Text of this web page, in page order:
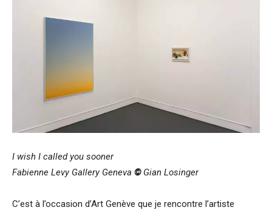
I wish I called you sooner
Fabienne Levy Gallery Geneva ©Gian Losinger
C’est à l’occasion d’Art Genève que je rencontre l’artiste